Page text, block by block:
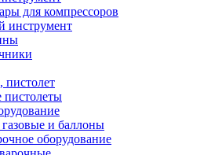
для компрессоров
пистолет
пистолеты
и баллоны
оборудование